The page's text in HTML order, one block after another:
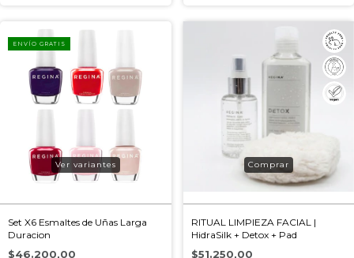
ENVÍO GRATIS
Set X6 Esmaltes de Uñas Larga
Duracion
$46.200,00
Ver variantes
RITUAL LIMPIEZA FACIAL |
HidraSilk + Detox + Pad
$51.250,00